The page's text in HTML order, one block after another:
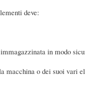
deve:
in modo
macchina o dei suoi vari